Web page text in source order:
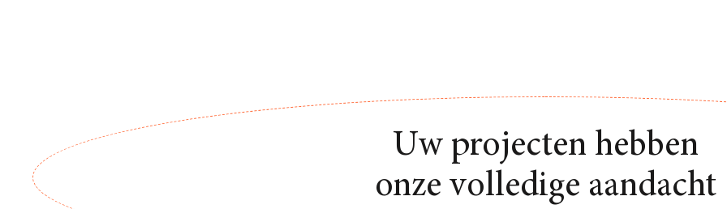
Uw projecten hebben
onze volledige aandacht